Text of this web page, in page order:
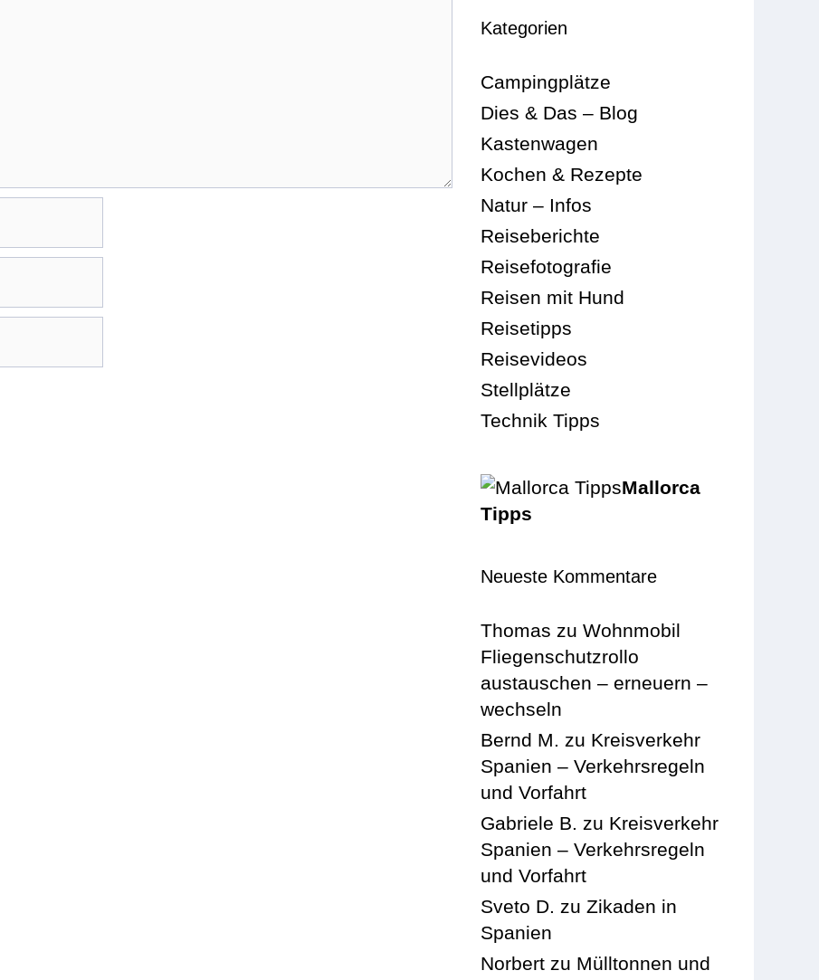
Kategorien
Campingplätze
Dies & Das – Blog
Kastenwagen
Kochen & Rezepte
Natur – Infos
Reiseberichte
Reisefotografie
Reisen mit Hund
Reisetipps
Reisevideos
Stellplätze
Technik Tipps
Mallorca
Tipps
Neueste Kommentare
Thomas zuWohnmobil
Fliegenschutzrollo
austauschen – erneuern –
wechseln
Bernd M. zu Kreisverkehr
Spanien – Verkehrsregeln
und Vorfahrt
Gabriele B. zu Kreisverkehr
Spanien – Verkehrsregeln
und Vorfahrt
Sveto D. zuZikaden in
Spanien
Norbert zu Mülltonnen und